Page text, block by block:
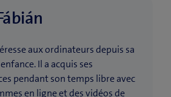
aux ordinateurs depuis sa
Il a acquis ses
pendant son temps libre avec
en ligne et des vidéos de